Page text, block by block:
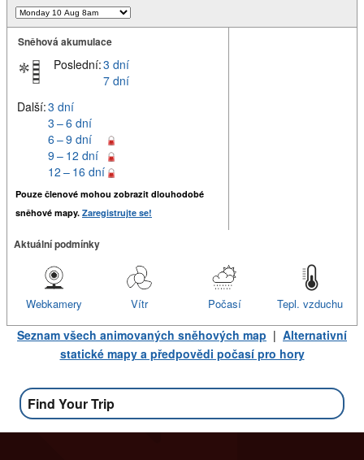
Sněhová akumulace
Poslední:3 dní
7 dní
Další:3 dní
3 – 6 dní
6 – 9 dní
9 – 12 dní
12 – 16 dní
Pouze členové mohou zobrazit dlouhodobé
sněhové mapy. Zaregistrujte se!
Aktuální podmínky
Tepl. vzduchu
Počasí
Vítr
Webkamery
Seznam všech animovaných sněhových map | Alternativní
statické mapy a předpovědi počasí pro hory
Find Your Trip